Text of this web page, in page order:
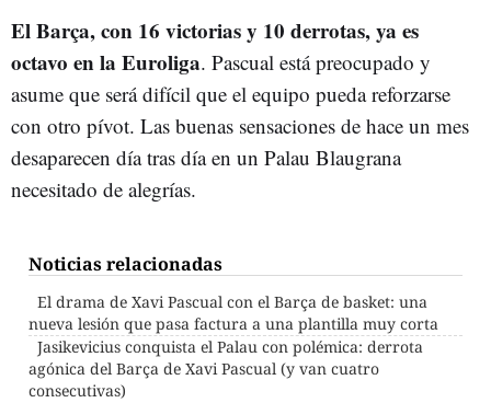
El Barça, con 16 victorias y 10 derrotas, ya es
octavo en la Euroliga. Pascual está preocupado y
asume que será difícil que el equipo pueda reforzarse
con otro pívot. Las buenas sensaciones de hace un mes
desaparecen día tras día en un Palau Blaugrana
necesitado de alegrías.
Noticias relacionadas
El drama de Xavi Pascual con el Barça de basket: una
nueva lesión que pasa factura a una plantilla muy corta
Jasikevicius conquista el Palau con polémica: derrota
agónica del Barça de Xavi Pascual (y van cuatro
consecutivas)